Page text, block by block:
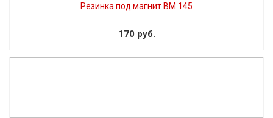
Резинка под магнит BM 145
170 руб.